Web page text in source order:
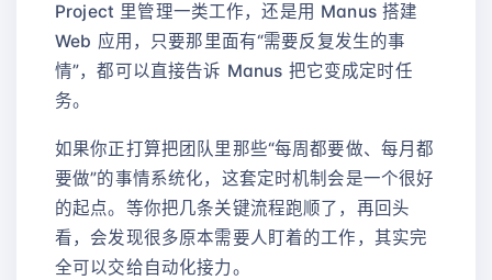
Project 里管理一类工作，还是用 Manus 搭建
Web 应用，只要那里面有“需要反复发生的事
情”，都可以直接告诉 Manus 把它变成定时任
务。
如果你正打算把团队里那些“每周都要做、每月都
要做”的事情系统化，这套定时机制会是一个很好
的起点。等你把几条关键流程跑顺了，再回头
看，会发现很多原本需要人盯着的工作，其实完
全可以交给自动化接力。